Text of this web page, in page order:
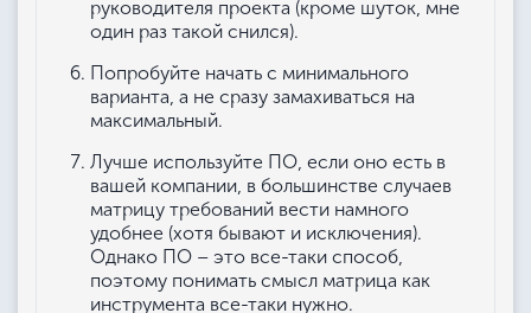
руководителя проекта (кроме шуток, мне
один раз такой снился).
Попробуйте начать с минимального
варианта, а не сразу замахиваться на
максимальный.
Лучше используйте ПО, если оно есть в
вашей компании, в большинстве случаев
матрицу требований вести намного
удобнее (хотя бывают и исключения).
Однако ПО – это все-таки способ,
поэтому понимать смысл матрица как
инструмента все-таки нужно.